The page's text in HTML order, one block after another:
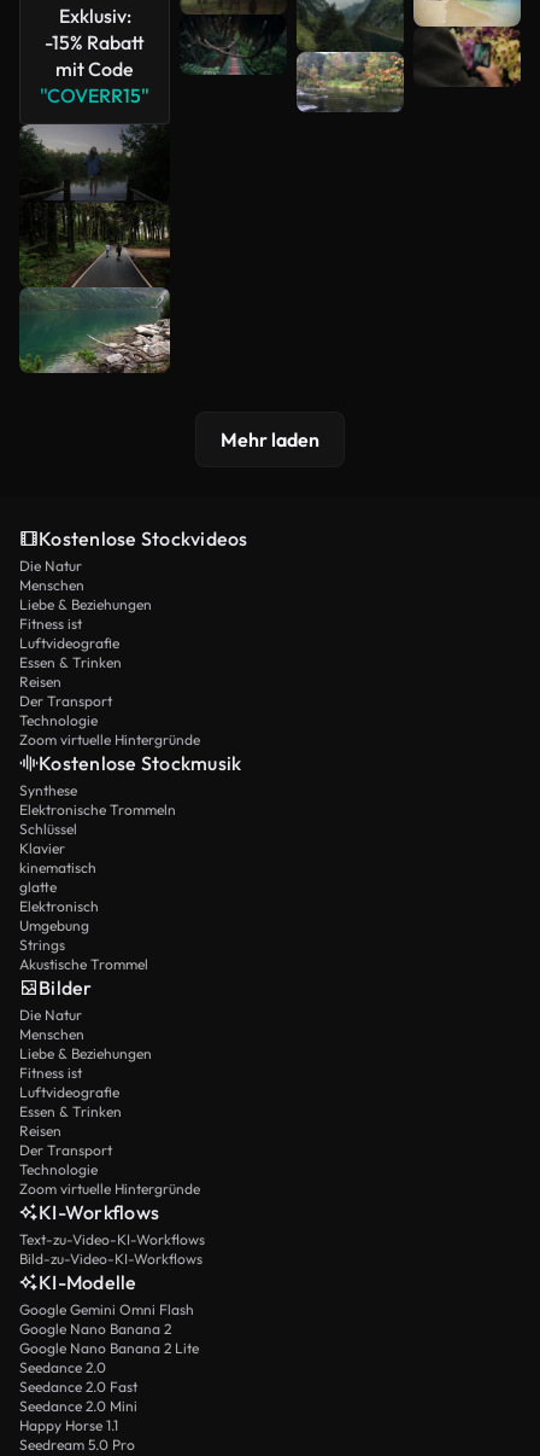
Exklusiv:
-15% Rabatt
mit Code
"COVERR15"
Mehr laden
Kostenlose Stockvideos
Die Natur
Menschen
Liebe & Beziehungen
Fitness ist
Luftvideografie
Essen & Trinken
Reisen
Der Transport
Technologie
Zoom virtuelle Hintergründe
Kostenlose Stockmusik
Synthese
Elektronische Trommeln
Schlüssel
Klavier
kinematisch
glatte
Elektronisch
Umgebung
Strings
Akustische Trommel
Bilder
Die Natur
Menschen
Liebe & Beziehungen
Fitness ist
Luftvideografie
Essen & Trinken
Reisen
Der Transport
Technologie
Zoom virtuelle Hintergründe
KI-Workflows
Text-zu-Video-KI-Workflows
Bild-zu-Video-KI-Workflows
KI-Modelle
Google Gemini Omni Flash
Google Nano Banana 2
Google Nano Banana 2 Lite
Seedance 2.0
Seedance 2.0 Fast
Seedance 2.0 Mini
Happy Horse 1.1
Seedream 5.0 Pro